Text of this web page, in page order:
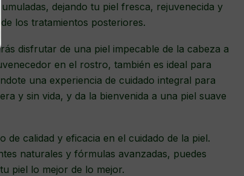
dejando tu piel fresca, rejuvenecida y
los tratamientos posteriores.
disfrutar de una piel impecable de la cabeza a
en el rostro, también es ideal para
una experiencia de cuidado integral para
y sin vida, y da la bienvenida a una piel suave
de calidad y eficacia en el cuidado de la piel.
naturales y fórmulas avanzadas, puedes
piel lo mejor de lo mejor.